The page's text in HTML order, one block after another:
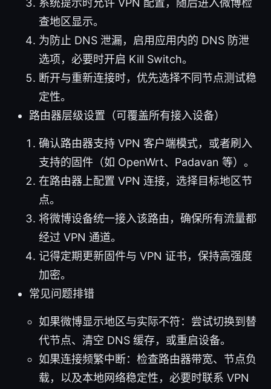
系统提示时允许 VPN 配置，随后进入微博检
查地区显示。
为防止 DNS 泄漏，启用应用内的 DNS 防泄
选项，必要时开启 Kill Switch。
断开与重新连接时，优先选择不同节点测试稳
定性。
路由器层级设置（可覆盖所有接入设备）
确认路由器支持 VPN 客户端模式，或者刷入
支持的固件（如 OpenWrt、Padavan 等）。
在路由器上配置 VPN 连接，选择目标地区节
点。
将微博设备统一接入该路由，确保所有流量都
经过 VPN 通道。
记得定期更新固件与 VPN 证书，保持高强度
加密。
常见问题排错
如果微博显示地区与实际不符：尝试切换到替
代节点、清空 DNS 缓存，或重启设备。
如果连接频繁中断：检查路由器带宽、节点负
载，以及本地网络稳定性，必要时联系 VPN